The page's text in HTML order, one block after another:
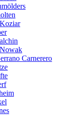
Carnerero